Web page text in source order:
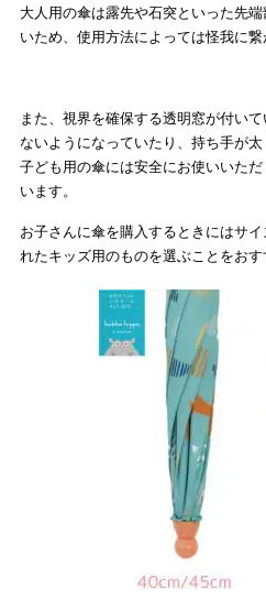
大人用の傘は露先や石突といった先
いため、使用方法によっては怪我に繋
また、視界を確保する透明窓が付い
ないようになっていたり、持ち手が太
子ども用の傘には安全にお使いいた
います。
お子さんに傘を購入するときにはサ
れたキッズ用のものを選ぶことをおす